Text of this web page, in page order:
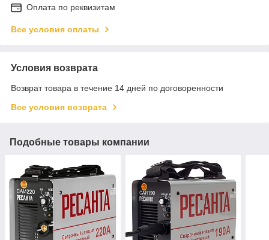
Оплата по реквизитам
Все условия оплаты
Условия возврата
Возврат товара в течение 14 дней по договоренности
Все условия возврата
Подобные товары компании